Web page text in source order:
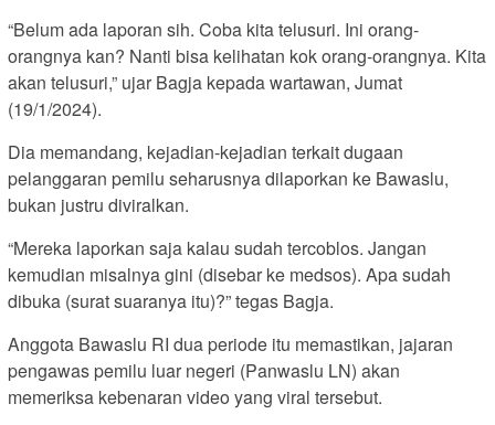
“Belum ada laporan sih. Coba kita telusuri. Ini orang-
orangnya kan? Nanti bisa kelihatan kok orang-orangnya. Kita
akan telusuri,” ujar Bagja kepada wartawan, Jumat
(19/1/2024).
Dia memandang, kejadian-kejadian terkait dugaan
pelanggaran pemilu seharusnya dilaporkan ke Bawaslu,
bukan justru diviralkan.
“Mereka laporkan saja kalau sudah tercoblos. Jangan
kemudian misalnya gini (disebar ke medsos). Apa sudah
dibuka (surat suaranya itu)?” tegas Bagja.
Anggota Bawaslu RI dua periode itu memastikan, jajaran
pengawas pemilu luar negeri (Panwaslu LN) akan
memeriksa kebenaran video yang viral tersebut.